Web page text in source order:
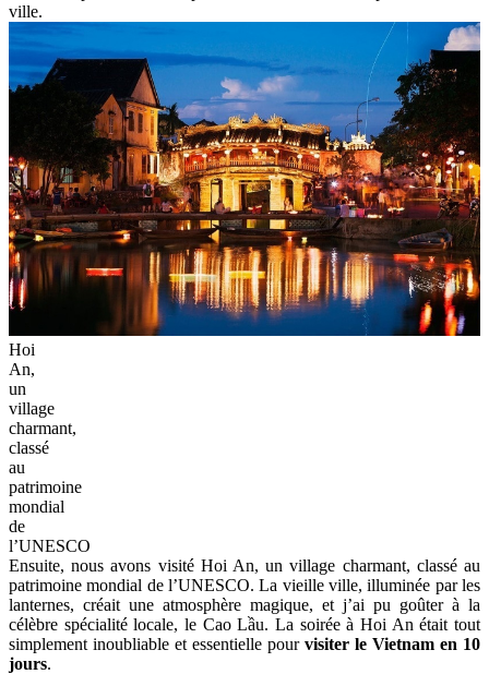
ville.
Hoi
An,
un
village
charmant,
classé
au
patrimoine
mondial
de
l’UNESCO
Ensuite, nous avons visité Hoi An, un village charmant, classé au
patrimoine mondial de l’UNESCO. La vieille ville, illuminée par les
lanternes, créait une atmosphère magique, et j’ai pu goûter à la
célèbre spécialité locale, le Cao Lầu. La soirée à Hoi An était tout
simplement inoubliable et essentielle pour visiter le Vietnam en 10
jours.